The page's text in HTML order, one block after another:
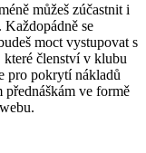
můžeš zúčastnit i
se
moct vystupovat s
členství v klubu
pro pokrytí nákladů
ve formě